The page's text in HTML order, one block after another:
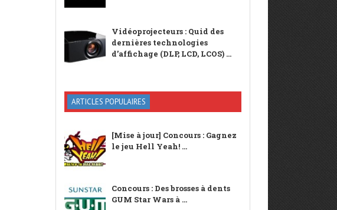
Vidéoprojecteurs : Quid des
dernières technologies
d’affichage (DLP, LCD, LCOS) ...
ARTICLES POPULAIRES
[Mise à jour] Concours : Gagnez
le jeu Hell Yeah! ...
Concours : Des brosses à dents
GUM Star Wars à ...